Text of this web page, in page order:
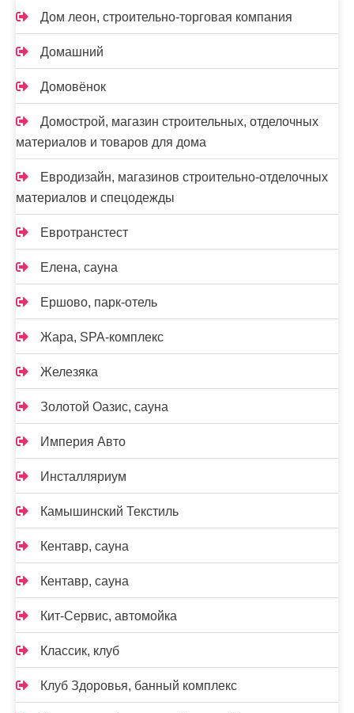
Дом леон, строительно-торговая компания
Домашний
Домовёнок
Домострой, магазин строительных, отделочных
материалов и товаров для дома
Евродизайн, магазинов строительно-отделочных
материалов и спецодежды
Евротранстест
Елена, сауна
Ершово, парк-отель
Жара, SPA-комплекс
Железяка
Золотой Оазис, сауна
Империя Авто
Инсталляриум
Камышинский Текстиль
Кентавр, сауна
Кентавр, сауна
Кит-Сервис, автомойка
Классик, клуб
Клуб Здоровья, банный комплекс